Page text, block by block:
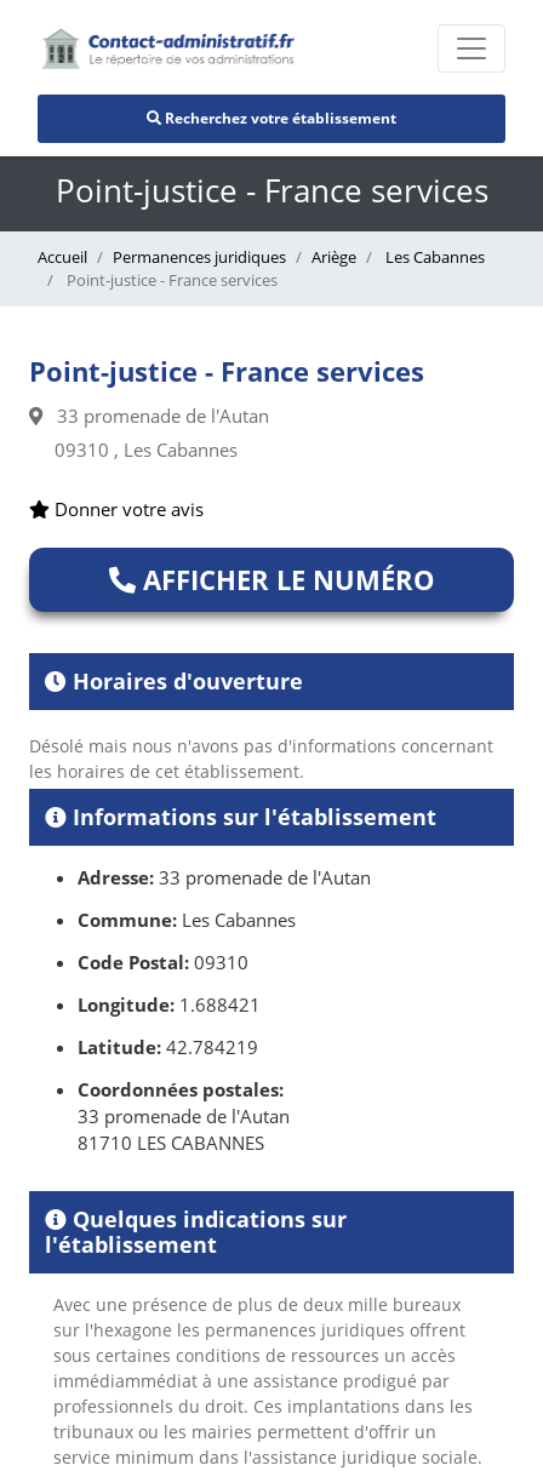
Recherchez votre établissement
Point-justice - France services
Accueil Permanences juridiques Ariège
Les Cabannes
Point-justice - France services
Point-justice - France services
33 promenade de l'Autan
09310 , Les Cabannes
Donner votre avis
AFFICHER LE NUMÉRO
Horaires d'ouverture
Désolé mais nous n'avons pas d'informations concernant
les horaires de cet établissement.
Informations sur l'établissement
Adresse: 33 promenade de l'Autan
Commune: Les Cabannes
Code Postal: 09310
Longitude: 1.688421
Latitude: 42.784219
Coordonnées postales:
33 promenade de l'Autan
81710 LES CABANNES
Quelques indications sur
l'établissement
Avec une présence de plus de deux mille bureaux
sur l'hexagone les permanences juridiques offrent
sous certaines conditions de ressources un accès
immédiammédiat à une assistance prodigué par
professionnels du droit. Ces implantations dans les
tribunaux ou les mairies permettent d'offrir un
service minimum dans l'assistance juridique sociale.